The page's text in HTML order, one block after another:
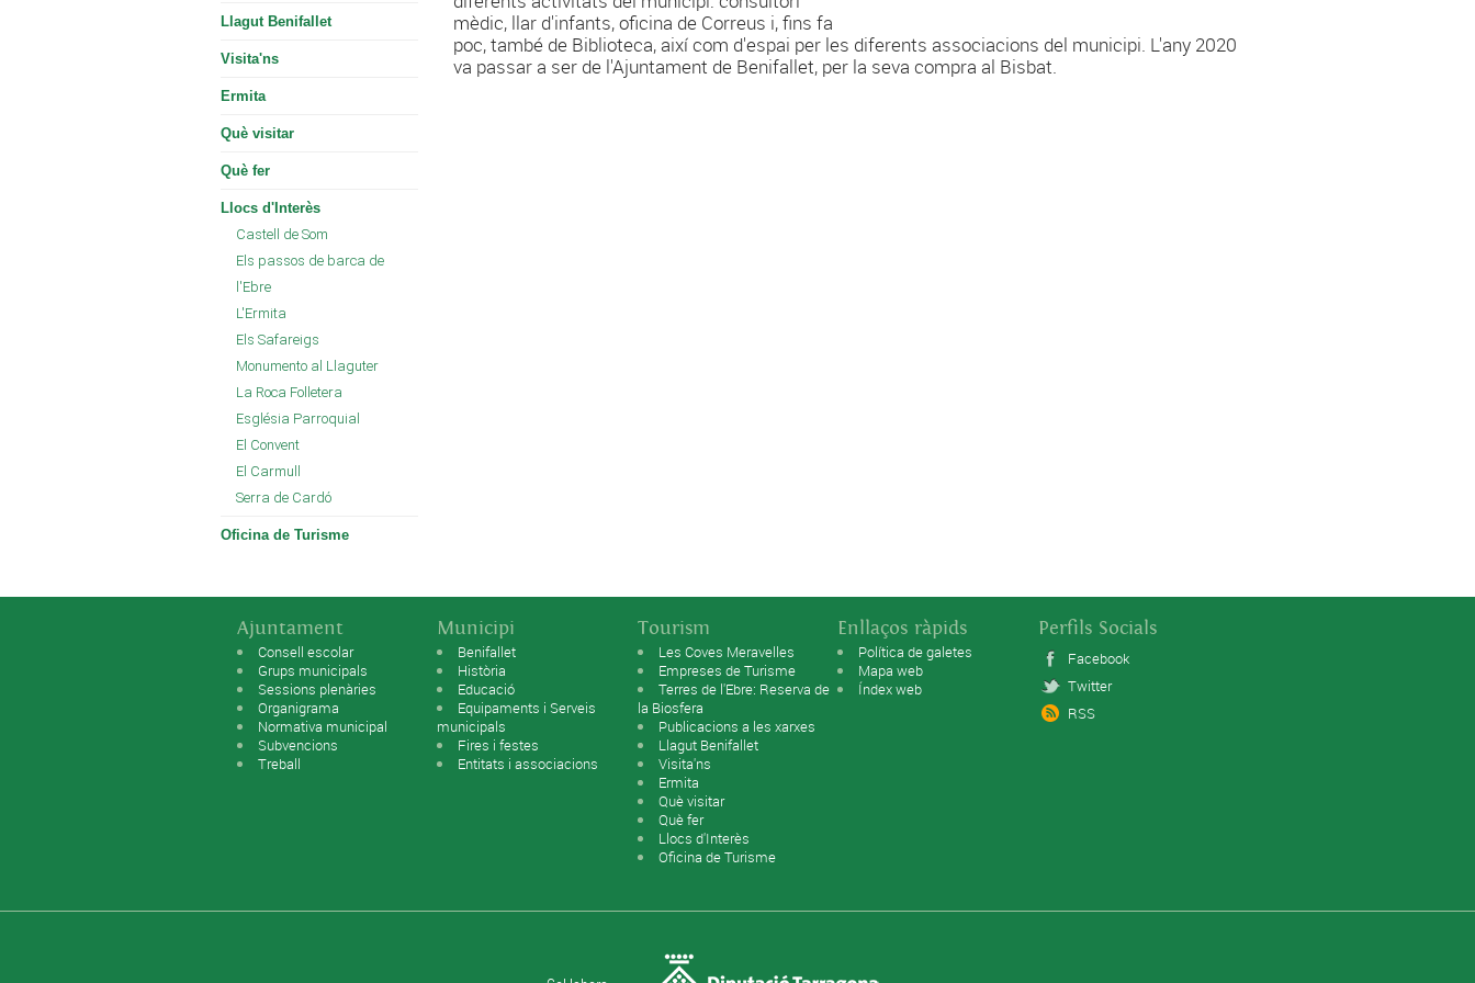
Llagut Benifallet
Visita'ns
Ermita
Què visitar
Què fer
Llocs d'Interès
Castell de Som
Els passos de barca de
l'Ebre
L'Ermita
Els Safareigs
Monumento al Llaguter
La Roca Folletera
Església Parroquial
El Convent
El Carmull
Serra de Cardó
Oficina de Turisme
mèdic, llar d'infants, oficina de Correus i, fins fa
poc, també de Biblioteca, així com d'espai per les diferents associacions del municipi. L'any 2020
va passar a ser de l'Ajuntament de Benifallet, per la seva compra al Bisbat.
Ajuntament
Consell escolar
Grups municipals
Sessions plenàries
Organigrama
Normativa municipal
Subvencions
Treball
Municipi
Benifallet
Història
Educació
Equipaments i Serveis
municipals
Fires i festes
Entitats i associacions
Tourism
Les Coves Meravelles
Empreses de Turisme
Terres de l'Ebre: Reserva de
la Biosfera
Publicacions a les xarxes
Llagut Benifallet
Visita'ns
Ermita
Què visitar
Què fer
Llocs d'Interès
Oficina de Turisme
Enllaços ràpids
Política de galetes
Mapa web
Índex web
Perfils Socials
Facebook
Twitter
RSS